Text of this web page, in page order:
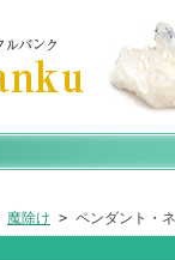
魔除け > ペンダント・